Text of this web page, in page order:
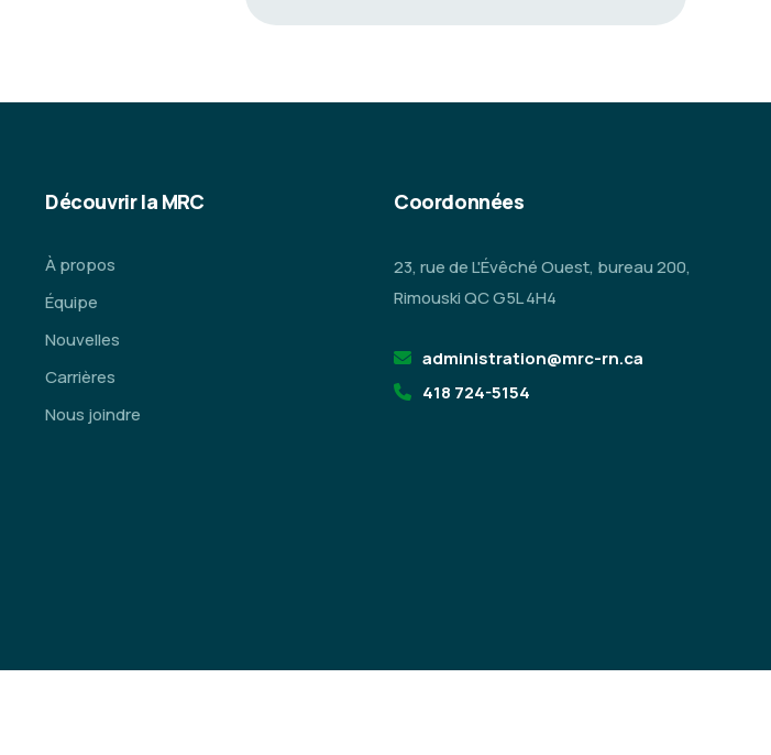
Découvrir la MRC
À propos
Équipe
Nouvelles
Carrières
Nous joindre
Coordonnées
23, rue de L'Évêché Ouest, bureau 200,
Rimouski QC G5L 4H4
administration@mrc-rn.ca
418 724-5154